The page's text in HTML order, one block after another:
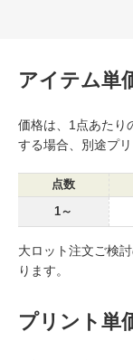
アイテム単
価格は、1点あたり
する場合、別途プ
点数
1～
大ロット注文ご検討
ります。
プリント単